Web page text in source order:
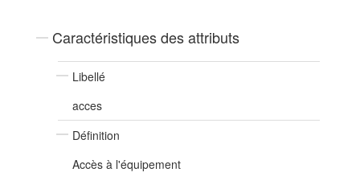
Caractéristiques des attributs
Libellé
acces
Définition
Accès à l'équipement